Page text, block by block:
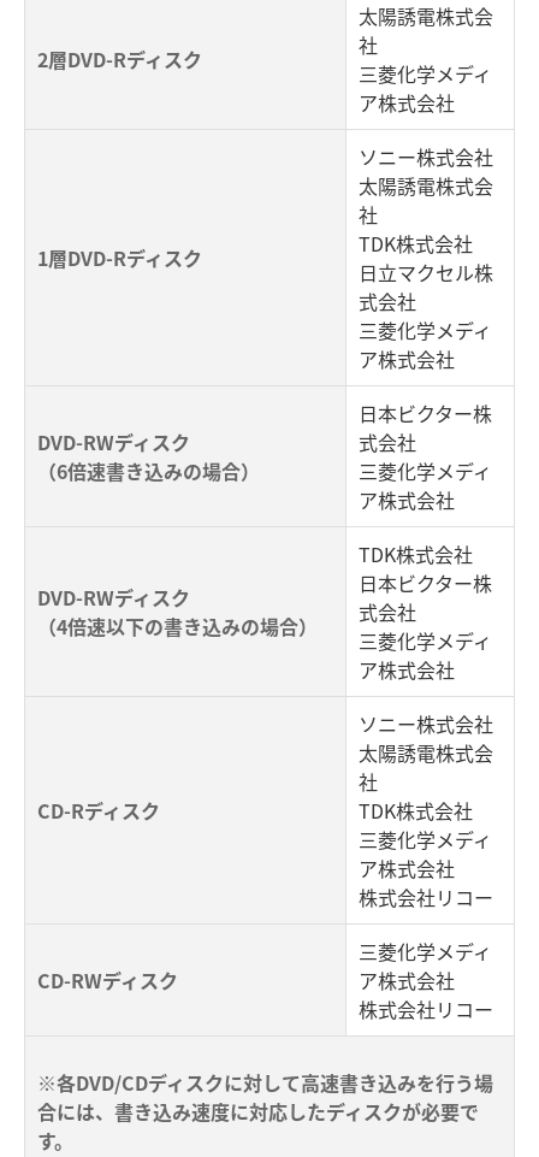
2層DVD-Rディスク
太陽誘電株式会
社
三菱化学メディ
ア株式会社
1層DVD-Rディスク
ソニー株式会社
太陽誘電株式会
社
TDK株式会社
日立マクセル株
式会社
三菱化学メディ
ア株式会社
DVD-RWディスク
（6倍速書き込みの場合）
日本ビクター株
式会社
三菱化学メディ
ア株式会社
DVD-RWディスク
（4倍速以下の書き込みの場合）
TDK株式会社
日本ビクター株
式会社
三菱化学メディ
ア株式会社
CD-Rディスク
ソニー株式会社
太陽誘電株式会
社
TDK株式会社
三菱化学メディ
ア株式会社
株式会社リコー
CD-RWディスク
三菱化学メディ
ア株式会社
株式会社リコー
※各DVD/CDディスクに対して高速書き込みを行う場
合には、書き込み速度に対応したディスクが必要で
す。